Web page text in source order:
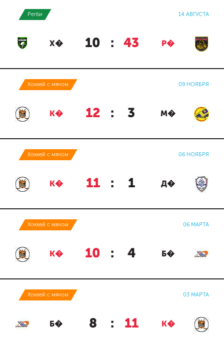
Регби 14 АВГУСТА
Х� 10 : 43 Р�
Хоккей с мячом 09 НОЯБРЯ
К� 12 : 3 М�
Хоккей с мячом 06 НОЯБРЯ
К� 11 : 1 Д�
Хоккей с мячом 06 МАРТА
К� 10 : 4 Б�
Хоккей с мячом 03 МАРТА
Б� 8 : 11 К�